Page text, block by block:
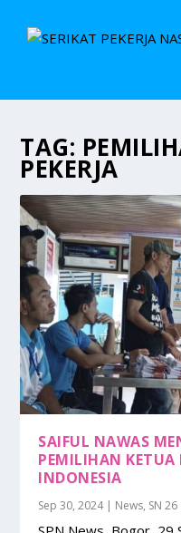
TAG:
PEKERJA
SAIFUL NAWAS
PEMILIHAN KETUA
INDONESIA
Sep 30, 2024| News, SN 26